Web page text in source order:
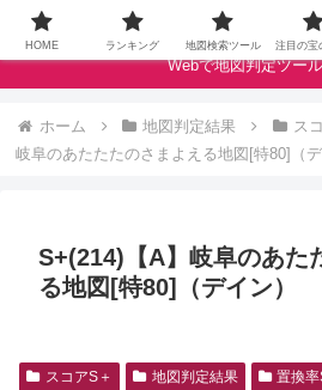
ドラクエウォークの宝の地図をクラン
Webで地図判定ツー
ホーム 地図判定結果 ス
岐阜のあたたたのさまよえる地図[特80]（デ
S+(214)【A】岐阜のあた
る地図[特80]（デイン）
スコアS＋ 地図判定結果 置換
HOME ランキング 地図検索ツール 注目の宝